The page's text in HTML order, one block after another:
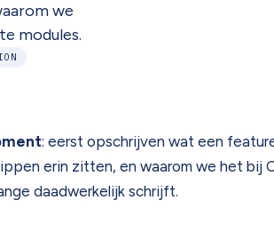
we
modules.
: eerst opschrijven wat een
erin zitten, en waarom we het bij
daadwerkelijk schrijft.